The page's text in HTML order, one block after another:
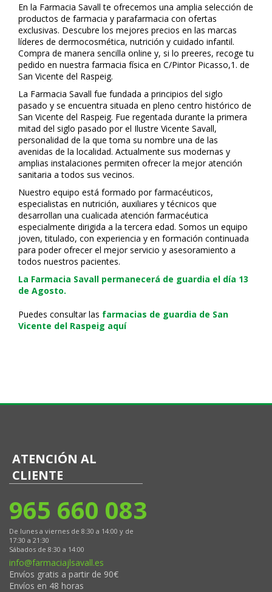
En la Farmacia Savall te ofrecemos una amplia selección de
productos de farmacia y parafarmacia con ofertas
exclusivas. Descubre los mejores precios en las marcas
líderes de dermocosmética, nutrición y cuidado infantil.
Compra de manera sencilla online y, si lo prefieres, recoge tu
pedido en nuestra farmacia física en C/Pintor Picasso,1. de
San Vicente del Raspeig.
La Farmacia Savall fue fundada a principios del siglo
pasado y se encuentra situada en pleno centro histórico de
San Vicente del Raspeig. Fue regentada durante la primera
mitad del siglo pasado por el Ilustre Vicente Savall,
personalidad de la que toma su nombre una de las
avenidas de la localidad. Actualmente sus modernas y
amplias instalaciones permiten ofrecer la mejor atención
sanitaria a todos sus vecinos.
Nuestro equipo está formado por farmacéuticos,
especialistas en nutrición, auxiliares y técnicos que
desarrollan una cualificada atención farmacéutica
especialmente dirigida a la tercera edad. Somos un equipo
joven, titulado, con experiencia y en formación continuada
para poder ofrecer el mejor servicio y asesoramiento a
todos nuestros pacientes.
La Farmacia Savall permanecerá de guardia el día 13
de Agosto.
Puedes consultar las farmacias de guardia de San
Vicente del Raspeig aquí
ATENCIÓN AL
CLIENTE
965 660 083
De lunes a viernes de 8:30 a 14:00 y de
17:30 a 21:30
Sábados de 8:30 a 14:00
info@farmaciajlsavall.es
Envíos gratis a partir de 90€
Envíos en 48 horas